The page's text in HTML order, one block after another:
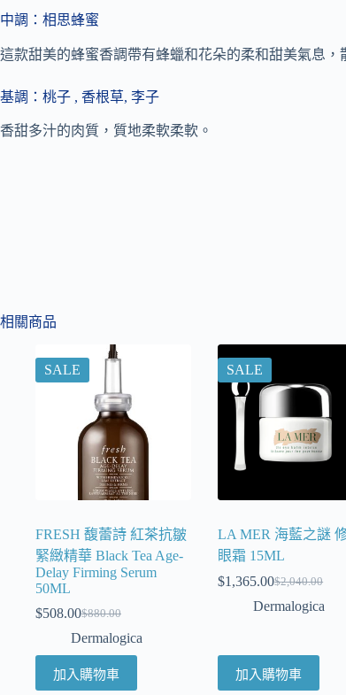
中調： 相思蜂蜜
這款甜美的蜂蜜香調帶有蜂蠟和花朵的柔和甜美氣息，
基調： 桃子 , 香根草, 李子
香甜多汁的肉質，質地柔軟柔軟。
相關商品
SALE
FRESH 馥蕾詩 紅茶抗皺
緊緻精華 Black Tea Age-
Delay Firming Serum
50ML
$880.00
$508.00
Dermalogica
加入購物車
SALE
LA MER 海藍之謎
眼霜 15ML
$2,040.00
$1,365.00
Dermalogica
加入購物車